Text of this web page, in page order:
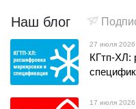
Наш блог
27 июля 2026
КГтп-ХЛ:
17 июля 2026